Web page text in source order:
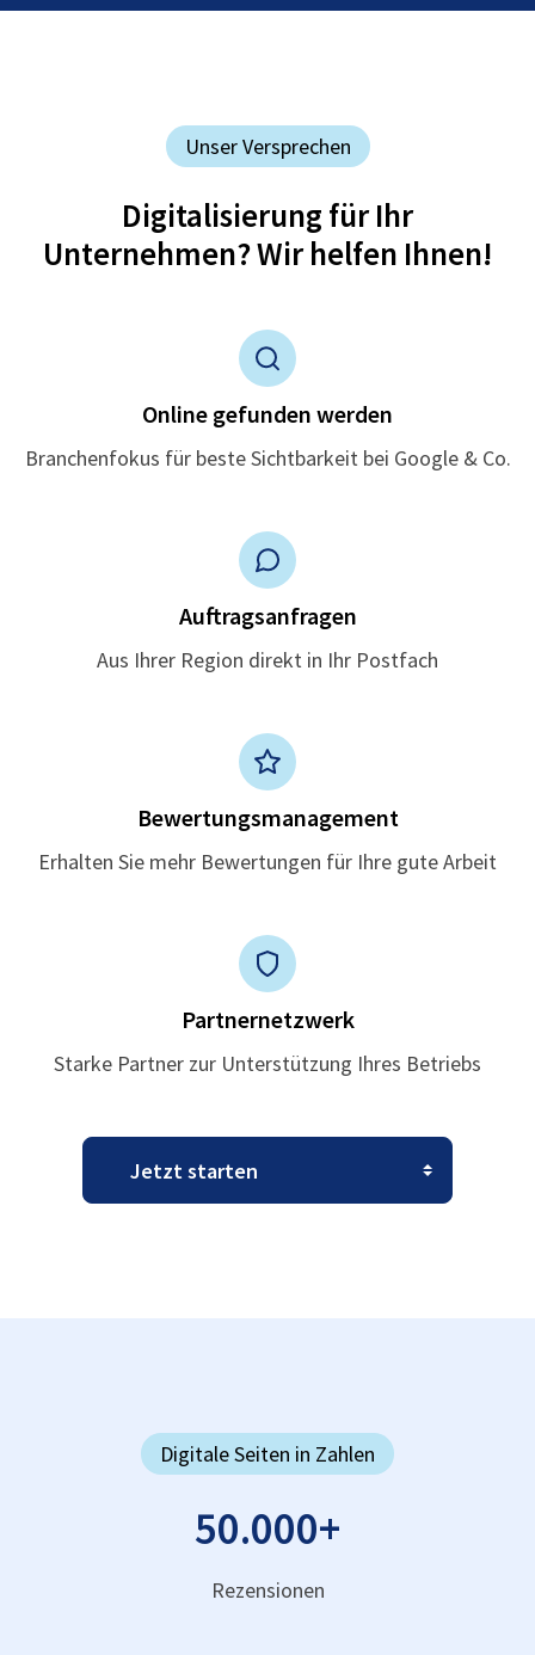
Unser Versprechen
Digitalisierung für Ihr
Unternehmen? Wir helfen Ihnen!
Online gefunden werden
Branchenfokus für beste Sichtbarkeit bei Google & Co.
Auftragsanfragen
Aus Ihrer Region direkt in Ihr Postfach
Bewertungsmanagement
Erhalten Sie mehr Bewertungen für Ihre gute Arbeit
Partnernetzwerk
Starke Partner zur Unterstützung Ihres Betriebs
Digitale Seiten in Zahlen
50.000+
Rezensionen